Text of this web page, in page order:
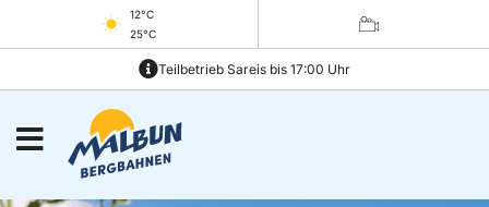
12°C
25°C
Teilbetrieb Sareis bis 17:00 Uhr